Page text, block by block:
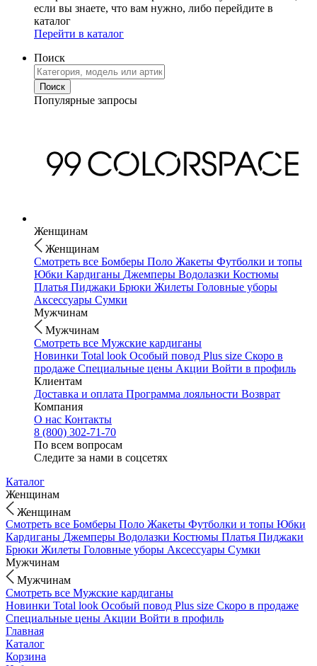
если вы знаете, что вам нужно, либо перейдите в
каталог
Перейти в каталог
Поиск
Популярные запросы
Женщинам
Женщинам
Смотреть все Бомберы Поло Жакеты Футболки и топы
Юбки Кардиганы Джемперы Водолазки Костюмы
Платья Пиджаки Брюки Жилеты Головные уборы
Аксессуары Сумки
Мужчинам
Мужчинам
Смотреть все Мужские кардиганы
Новинки Total look Особый повод Plus size Скоро в
продаже Специальные цены Акции Войти в профиль
Клиентам
Доставка и оплата Программа лояльности Возврат
Компания
О нас Контакты
8 (800) 302-71-70
По всем вопросам
Следите за нами в соцсетях
Каталог
Женщинам
Женщинам
Смотреть все Бомберы Поло Жакеты Футболки и топы Юбки
Кардиганы Джемперы Водолазки Костюмы Платья Пиджаки
Брюки Жилеты Головные уборы Аксессуары Сумки
Мужчинам
Мужчинам
Смотреть все Мужские кардиганы
Новинки Total look Особый повод Plus size Скоро в продаже
Специальные цены Акции Войти в профиль
Главная
Каталог
Корзина